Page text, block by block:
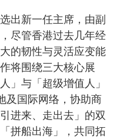
出新一任主席，由副
尽管香港过去几年经
的韧性与灵活应变能
将围绕三大核心展
」与「超级增值人」
及国际网络，协助商
进来、走出去」的双
拼船出海」，共同拓